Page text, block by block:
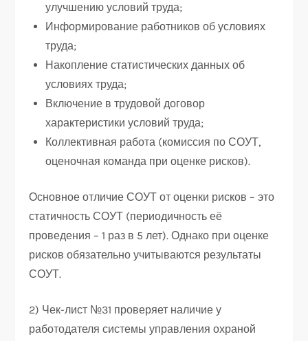
улучшению условий труда;
Информирование работников об условиях
труда;
Накопление статистических данных об
условиях труда;
Включение в трудовой договор
характеристики условий труда;
Коллективная работа (комиссия по СОУТ,
оценочная команда при оценке рисков).
Основное отличие СОУТ от оценки рисков – это
статичность СОУТ (периодичность её
проведения – 1 раз в 5 лет). Однако при оценке
рисков обязательно учитываются результаты
СОУТ.
2) Чек-лист №31 проверяет наличие у
работодателя системы управления охраной